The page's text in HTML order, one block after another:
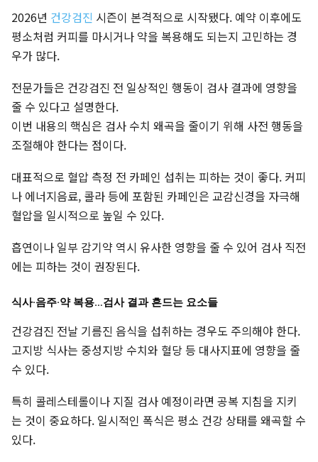
2026년 건강검진 시즌이 본격적으로 시작됐다. 예약 이후에도
평소처럼 커피를 마시거나 약을 복용해도 되는지 고민하는 경
우가 많다.
전문가들은 건강검진 전 일상적인 행동이 검사 결과에 영향을
줄 수 있다고 설명한다.
이번 내용의 핵심은 검사 수치 왜곡을 줄이기 위해 사전 행동을
조절해야 한다는 점이다.
대표적으로 혈압 측정 전 카페인 섭취는 피하는 것이 좋다. 커피
나 에너지음료, 콜라 등에 포함된 카페인은 교감신경을 자극해
혈압을 일시적으로 높일 수 있다.
흡연이나 일부 감기약 역시 유사한 영향을 줄 수 있어 검사 직전
에는 피하는 것이 권장된다.
식사·음주·약 복용…검사 결과 흔드는 요소들
건강검진 전날 기름진 음식을 섭취하는 경우도 주의해야 한다.
고지방 식사는 중성지방 수치와 혈당 등 대사지표에 영향을 줄
수 있다.
특히 콜레스테롤이나 지질 검사 예정이라면 공복 지침을 지키
는 것이 중요하다. 일시적인 폭식은 평소 건강 상태를 왜곡할 수
있다.